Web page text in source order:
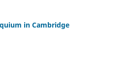
in Cambridge